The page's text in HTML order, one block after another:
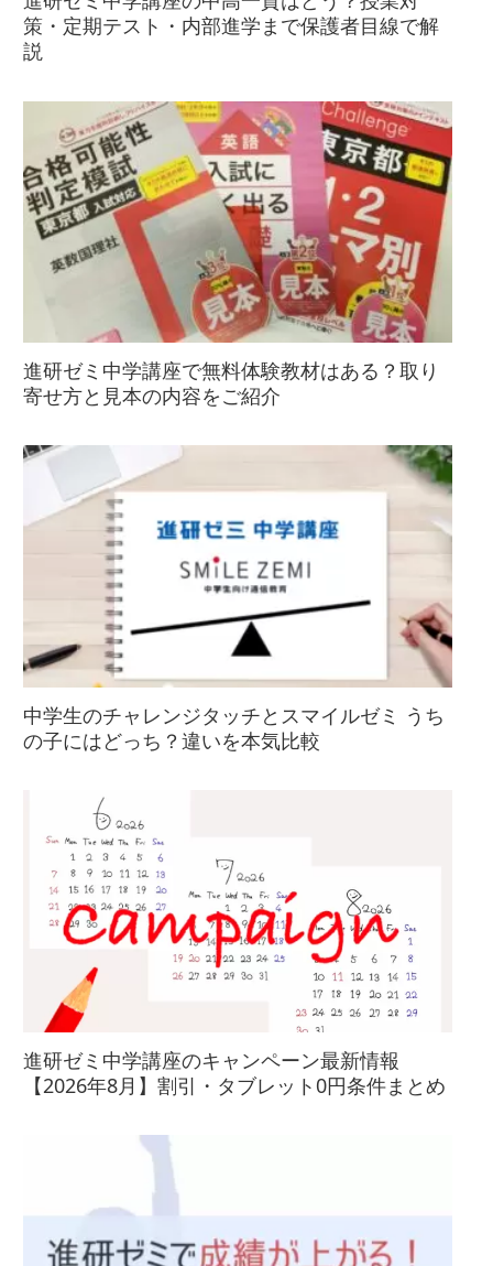
策・定期テスト・内部進学まで保護者目線で解
説
進研ゼミ中学講座で無料体験教材はある？取り
寄せ方と見本の内容をご紹介
中学生のチャレンジタッチとスマイルゼミ うち
の子にはどっち？違いを本気比較
進研ゼミ中学講座のキャンペーン最新情報
【2026年8月】割引・タブレット0円条件まとめ